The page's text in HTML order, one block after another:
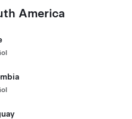
America